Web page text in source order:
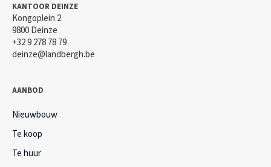
KANTOOR DEINZE
Kongoplein 2
9800 Deinze
+32 9 278 78 79
deinze@landbergh.be
AANBOD
Nieuwbouw
Te koop
Te huur